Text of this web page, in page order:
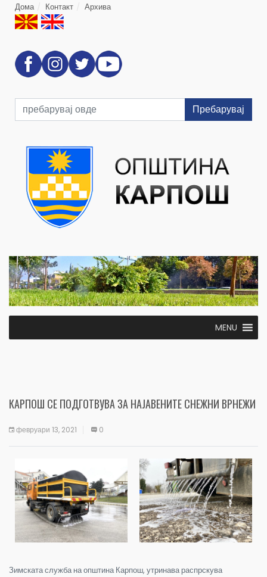
Дома Контакт Архива
Пребарувај
MENU
КАРПОШ СЕ ПОДГОТВУВА ЗА НАЈАВЕНИТЕ СНЕЖНИ ВРНЕЖИ
февруари 13, 2021 0
Зимската служба на општина Карпош, утринава распрскува